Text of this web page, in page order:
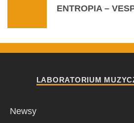
ENTROPIA –
LABORATORIUM
Newsy